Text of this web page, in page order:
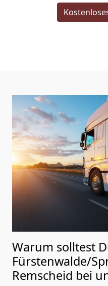
Warum solltest
Fürstenwalde/
Remscheid bei